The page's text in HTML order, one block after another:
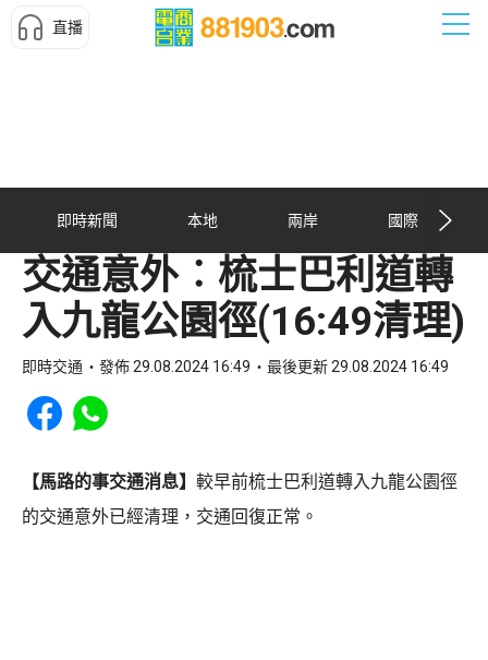
直播
即時新聞 本地 兩岸 國際
交通意外︰梳士巴利道轉
入九龍公園徑(16:49清理)
即時交通 發佈 29.08.2024 16:49 最後更新 29.08.2024 16:49
Share to Facebook
Share to WhatsApp
【馬路的事交通消息】 較早前梳士巴利道轉入九龍公園徑
的交通意外已經清理，交通回復正常。